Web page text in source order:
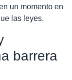
un momento en
las leyes.
barrera